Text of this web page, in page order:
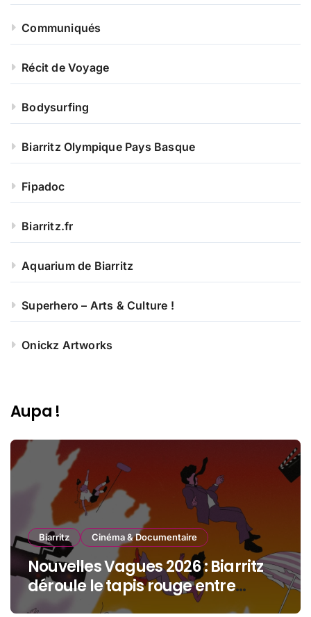
Communiqués
Récit de Voyage
Bodysurfing
Biarritz Olympique Pays Basque
Fipadoc
Biarritz.fr
Aquarium de Biarritz
Superhero – Arts & Culture !
Onickz Artworks
Aupa !
Biarritz Cinéma & Documentaire
Nouvelles Vagues 2026 : Biarritz
déroule le tapis rouge entre
océan, jeunesse et cinéma